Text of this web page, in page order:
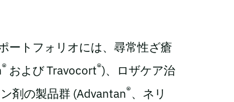
ートフォリオには、尋常性ざ瘡
® および Travocort®)、ロザケア治
剤の製品群 (Advantan®、ネリ